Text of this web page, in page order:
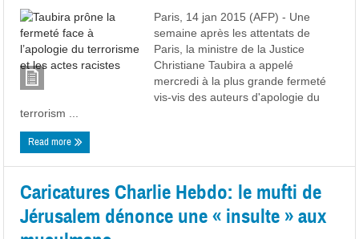
Paris, 14 jan 2015 (AFP) - Une
semaine après les attentats de
Paris, la ministre de la Justice
Christiane Taubira a appelé
mercredi à la plus grande fermeté
vis-vis des auteurs d'apologie du
terrorism ...
Read more
Caricatures Charlie Hebdo: le mufti de
Jérusalem dénonce une « insulte » aux